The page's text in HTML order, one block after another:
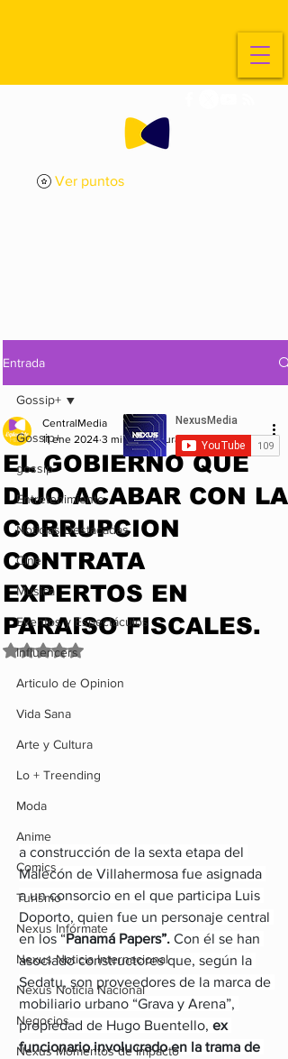
Ver puntos
Entrada
Gossip+
gossip
Entretenimiento
Noticias Destacadas
Cine
Musica
Eventos y Espectáculos
Influencers
Articulo de Opinion
Vida Sana
Arte y Cultura
Lo + Treending
Moda
Anime
Comics
Turismo
Nexus Infórmate
Nexus Noticia Internacional
Nexus Noticia Nacional
Negocios
Nexus Momentos de Impacto
Gossip+
EL GOBIERNO QUE
DIJO ACABAR CON LA
CORRUPCION
CONTRATA
EXPERTOS EN
PARAISO FISCALES.
CentralMedia
11 ene 2024 3 min de lectura
Obtuvo NaN de 5 estrellas.
a construcción de la sexta etapa del
Malecón de Villahermosa fue asignada
a un consorcio en el que participa Luis
Doporto, quien fue un personaje central
en los “Panamá Papers”. Con él se han
asociado constructores que, según la
Sedatu, son proveedores de la marca de
mobiliario urbano “Grava y Arena”,
propiedad de Hugo Buentello, ex
funcionario involucrado en la trama de